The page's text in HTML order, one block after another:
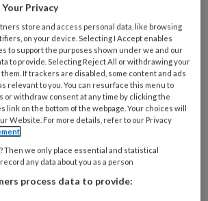
REGISTREREN
dit artikel lezen?
een account aan en lees 2
gratis per maand
Privacy
store and access personal data, like browsing
on your device. Selecting I Accept enables
to support the purposes shown under we and our
to provide. Selecting Reject All or withdrawing your
If trackers are disabled, some content and ads
relevant to you. You can resurface this menu to
or withdraw consent at any time by clicking the
link on the bottom of the webpage. Your choices will
Website. For more details, refer to our Privacy
Then we only place essential and statistical
any data about you as a person
process data to provide: